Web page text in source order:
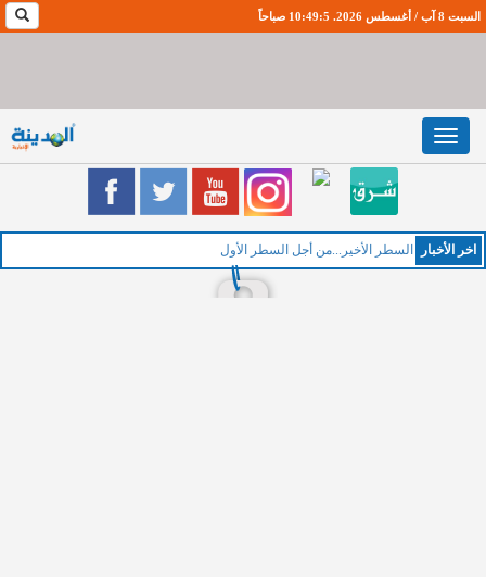
السبت 8 آب / أغسطس 2026. 10:49:6 صباحاً
Toggle
navigation
اخر اﻷخبار